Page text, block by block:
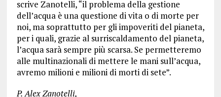
scrive Zanotelli, “il problema della gestione
dell’acqua è una questione di vita o di morte per
noi, ma soprattutto per gli impoveriti del pianeta,
per i quali, grazie al surriscaldamento del pianeta,
l’acqua sarà sempre più scarsa. Se permetteremo
alle multinazionali di mettere le mani sull’acqua,
avremo milioni e milioni di morti di sete”.
P. Alex Zanotelli,